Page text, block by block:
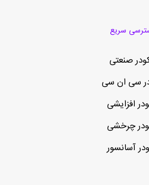
سریع
صنعتی
سی ان سی
افزایشی
چرخشی
آسانسور